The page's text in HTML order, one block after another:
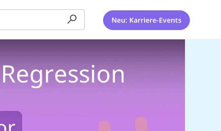
Neu: Karriere-Events